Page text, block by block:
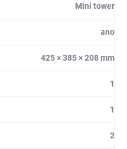
Mini tower
ano
425 × 385 × 208 mm
1
1
2